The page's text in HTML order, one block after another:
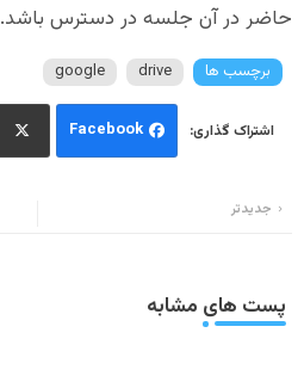
حاضر در آن جلسه در دسترس باشد.
برچسب ها drive
google
Facebook
جدیدتر
پست های مشابه